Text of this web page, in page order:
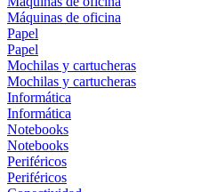
Máquinas de oficina
Papel
Papel
Mochilas y cartucheras
Mochilas y cartucheras
Informática
Informática
Notebooks
Notebooks
Periféricos
Periféricos